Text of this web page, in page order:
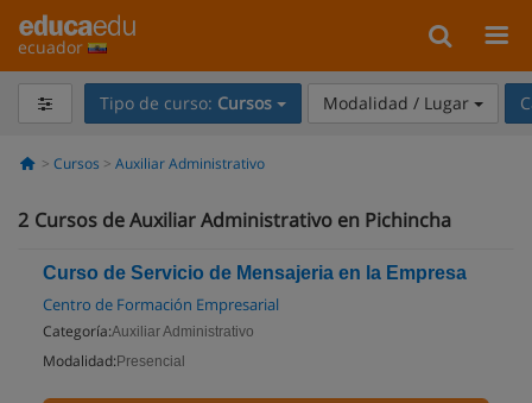
ecuador
Tipo de curso: Cursos Modalidad / Lugar
Cursos Auxiliar Administrativo
2 Cursos de Auxiliar Administrativo en Pichincha
Curso de Servicio de Mensajeria en la Empresa
Centro de Formación Empresarial
Categoría:Auxiliar Administrativo
Modalidad: Presencial